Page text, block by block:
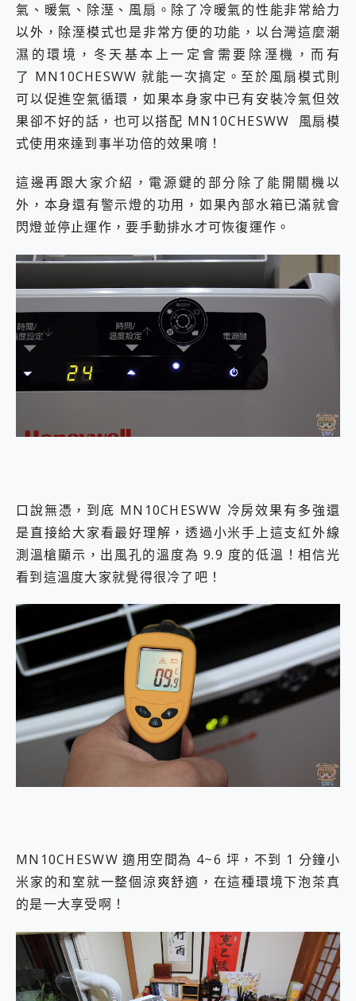
氣、暖氣、除溼、風扇。除了冷暖氣的性能非常給力
以外，除溼模式也是非常方便的功能，以台灣這麼潮
濕的環境，冬天基本上一定會需要除溼機，而有
了 MN10CHESWW 就能一次搞定。至於風扇模式則
可以促進空氣循環，如果本身家中已有安裝冷氣但效
果卻不好的話，也可以搭配 MN10CHESWW 風扇模
式使用來達到事半功倍的效果唷！
這邊再跟大家介紹，電源鍵的部分除了能開關機以
外，本身還有警示燈的功用，如果內部水箱已滿就會
閃燈並停止運作，要手動排水才可恢復運作。
口說無憑，到底 MN10CHESWW 冷房效果有多強還
是直接給大家看最好理解，透過小米手上這支紅外線
測溫槍顯示，出風孔的溫度為 9.9 度的低溫！相信光
看到這溫度大家就覺得很冷了吧！
MN10CHESWW 適用空間為 4~6 坪，不到 1 分鐘小
米家的和室就一整個涼爽舒適，在這種環境下泡茶真
的是一大享受啊！